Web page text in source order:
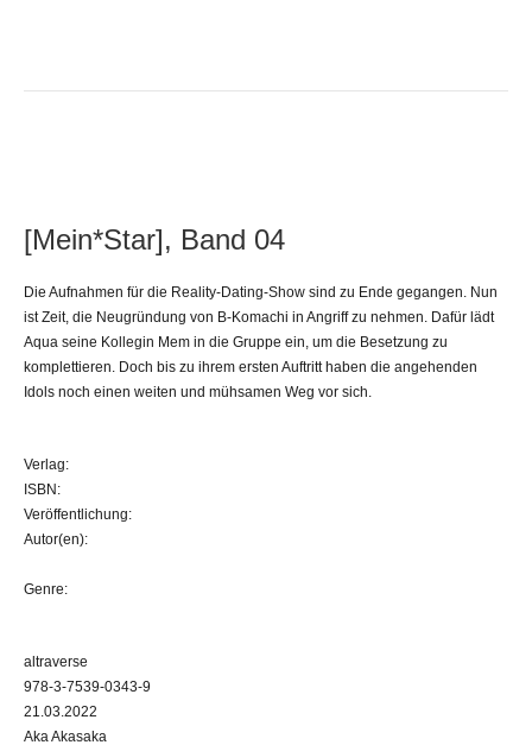
[Mein*Star], Band 04
Die Aufnahmen für die Reality-Dating-Show sind zu Ende gegangen. Nun
ist Zeit, die Neugründung von B-Komachi in Angriff zu nehmen. Dafür lädt
Aqua seine Kollegin Mem in die Gruppe ein, um die Besetzung zu
komplettieren. Doch bis zu ihrem ersten Auftritt haben die angehenden
Idols noch einen weiten und mühsamen Weg vor sich.
Verlag:
ISBN:
Veröffentlichung:
Autor(en):
Genre:
altraverse
978-3-7539-0343-9
21.03.2022
Aka Akasaka